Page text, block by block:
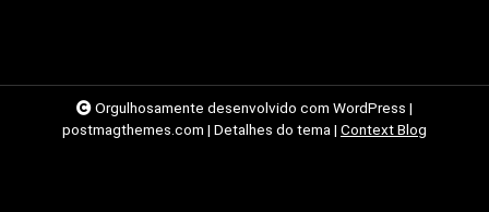
Orgulhosamente desenvolvido com WordPress |
postmagthemes.com | Detalhes do tema | Context Blog